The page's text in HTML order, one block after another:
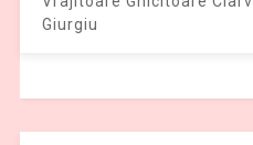
Giurgiu